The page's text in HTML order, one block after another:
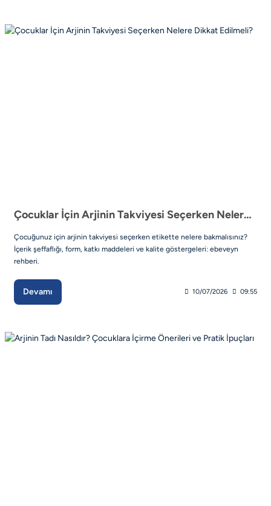
Çocuklar İçin Arjinin Takviyesi Seçerken Nelere Dikkat Edilmeli?
Çocuğunuz için arjinin takviyesi seçerken etikette nelere bakmalısınız?
İçerik şeffaflığı, form, katkı maddeleri ve kalite göstergeleri: ebeveyn
rehberi.
Devamı 10/07/2026 09:55